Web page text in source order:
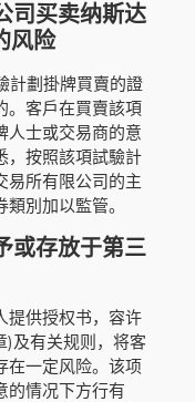
司买卖纳斯达
风险
計劃掛牌買賣的證
。客戶在買賣該項
人士或交易商的意
，按照該項試驗計
易所有限公司的主
別加以監管。
或存放于第三
提供授权书，容许
)及有关规则，将客
在一定风险。该项
的情况下方行有